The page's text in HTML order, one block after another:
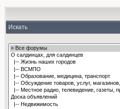
Искать